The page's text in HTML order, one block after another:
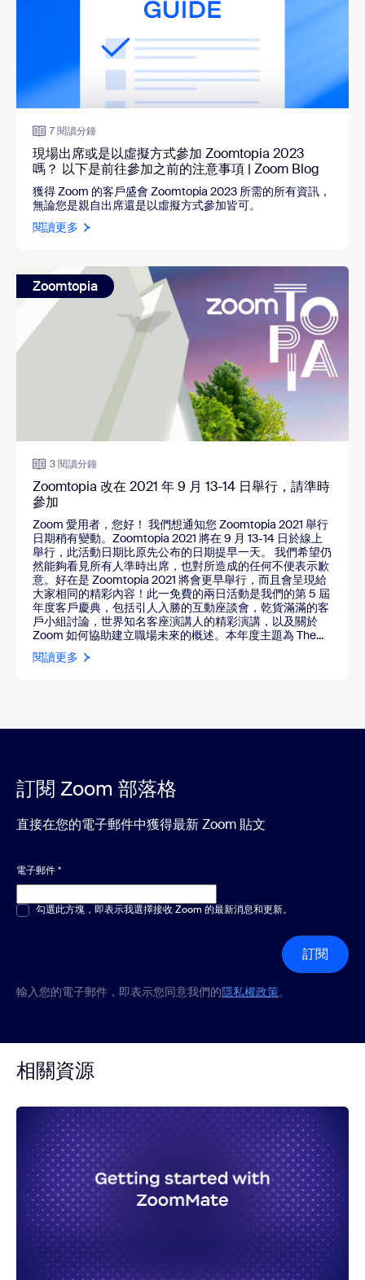
7 閱讀分鐘
現場出席或是以虛擬方式參加 Zoomtopia 2023
嗎？ 以下是前往參加之前的注意事項 | Zoom Blog
獲得 Zoom 的客戶盛會 Zoomtopia 2023 所需的所有資訊，
無論您是親自出席還是以虛擬方式參加皆可。
閱讀更多
Zoomtopia
3 閱讀分鐘
Zoomtopia 改在 2021 年 9 月 13-14 日舉行，請準時
參加
Zoom 愛用者，您好！ 我們想通知您 Zoomtopia 2021 舉行
日期稍有變動。Zoomtopia 2021 將在 9 月 13-14 日於線上
舉行，此活動日期比原先公布的日期提早一天。 我們希望仍
然能夠看見所有人準時出席，也對所造成的任何不便表示歉
意。好在是 Zoomtopia 2021 將會更早舉行，而且會呈現給
大家相同的精彩內容！此一免費的兩日活動是我們的第 5 屆
年度客戶慶典，包括引人入勝的互動座談會，乾貨滿滿的客
戶小組討論，世界知名客座演講人的精彩演講，以及關於
Zoom 如何協助建立職場未來的概述。本年度主題為 The...
閱讀更多
訂閱 Zoom 部落格
直接在您的電子郵件中獲得最新 Zoom 貼文
電子郵件*
多選或單選*
勾選此方塊，即表示我選擇接收 Zoom 的最新消息和更新。
訂閱
輸入您的電子郵件，即表示您同意我們的隱私權政策。
相關資源